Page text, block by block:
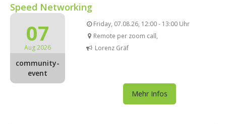
Speed Networking
07
Aug 2026
community-
event
Friday, 07.08.26, 12:00 - 13:00 Uhr
Remote per zoom call,
Lorenz Gräf
Mehr Infos